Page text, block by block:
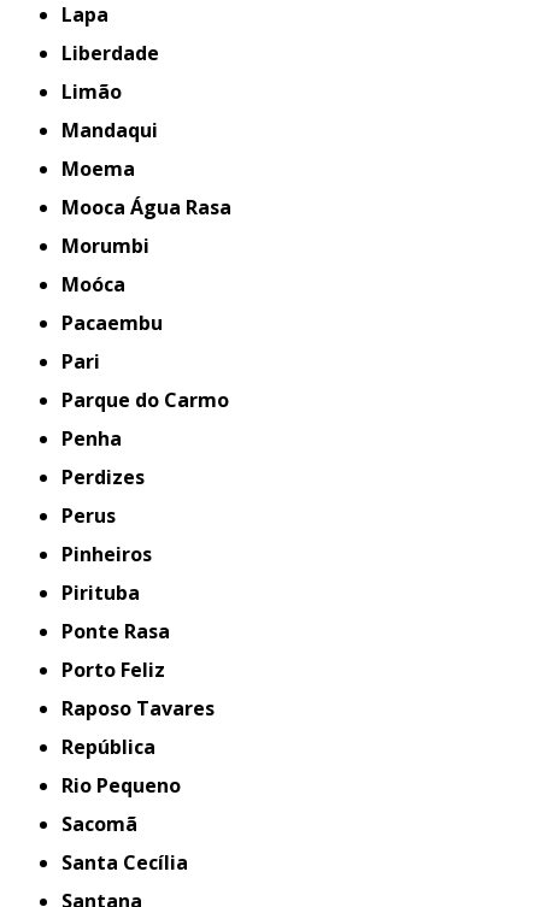
Lapa
Liberdade
Limão
Mandaqui
Moema
Mooca Água Rasa
Morumbi
Moóca
Pacaembu
Pari
Parque do Carmo
Penha
Perdizes
Perus
Pinheiros
Pirituba
Ponte Rasa
Porto Feliz
Raposo Tavares
República
Rio Pequeno
Sacomã
Santa Cecília
Santana